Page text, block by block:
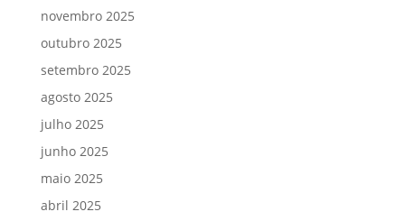
novembro 2025
outubro 2025
setembro 2025
agosto 2025
julho 2025
junho 2025
maio 2025
abril 2025